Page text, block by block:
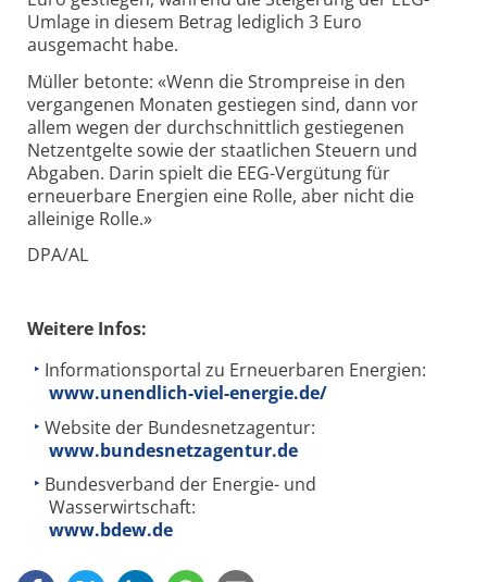
Umlage in diesem Betrag lediglich 3 Euro
ausgemacht habe.
Müller betonte: «Wenn die Strompreise in den
vergangenen Monaten gestiegen sind, dann vor
allem wegen der durchschnittlich gestiegenen
Netzentgelte sowie der staatlichen Steuern und
Abgaben. Darin spielt die EEG-Vergütung für
erneuerbare Energien eine Rolle, aber nicht die
alleinige Rolle.»
DPA/AL
Weitere Infos:
Informationsportal zu Erneuerbaren Energien:
www.unendlich-viel-energie.de/
Website der Bundesnetzagentur:
www.bundesnetzagentur.de
Bundesverband der Energie- und
Wasserwirtschaft:
www.bdew.de